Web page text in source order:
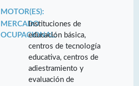
MOTOR(ES):
MERCADO
OCUPACIONAL:
Instituciones de
educación básica,
centros de tecnología
educativa, centros de
adiestramiento y
evaluación de